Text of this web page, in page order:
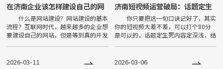
在济南企业该怎样建设自己的网
站？建设网站的基本流程有哪
些？
什么是网站建设？网站建设的基本
流程？互联网时代，越来越多的企业想
要建设自己的网站，但是等到真的开发
什么是网站建设都没有概念。
济南短视频运营破局：话题定生
死法则
你只要把这一句口诀记好了，其实
你的短视频大差不差，可以打个80分
是可以的，话题定生死内容定深浅，结
条视频出去的播放量，你说是
2026-03-11 2026-03-06